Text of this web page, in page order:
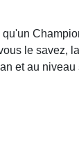
le savez,
et au niveau